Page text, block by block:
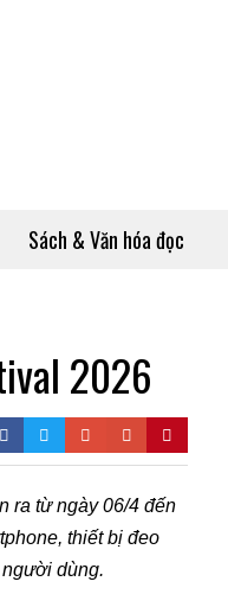
Sách & Văn hóa đọc
2026
ra từ ngày 06/4 đến
thiết bị đeo
dùng.